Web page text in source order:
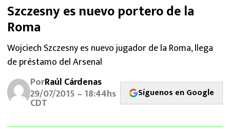
RAYADOS
ATLANTE
SELECCIÓN MEXICANA
Szczesny es nuevo portero de la
Roma
Wojciech Szczesny es nuevo jugador de la Roma, llega
de préstamo del Arsenal
PorRaúl Cárdenas
29/07/2015 – 18:44hs
CDT
Síguenos en Google